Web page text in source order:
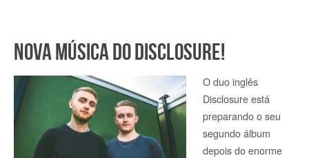
Nova música do Disclosure!
O duo inglês
Disclosure está
preparando o seu
segundo álbum
depois do enorme